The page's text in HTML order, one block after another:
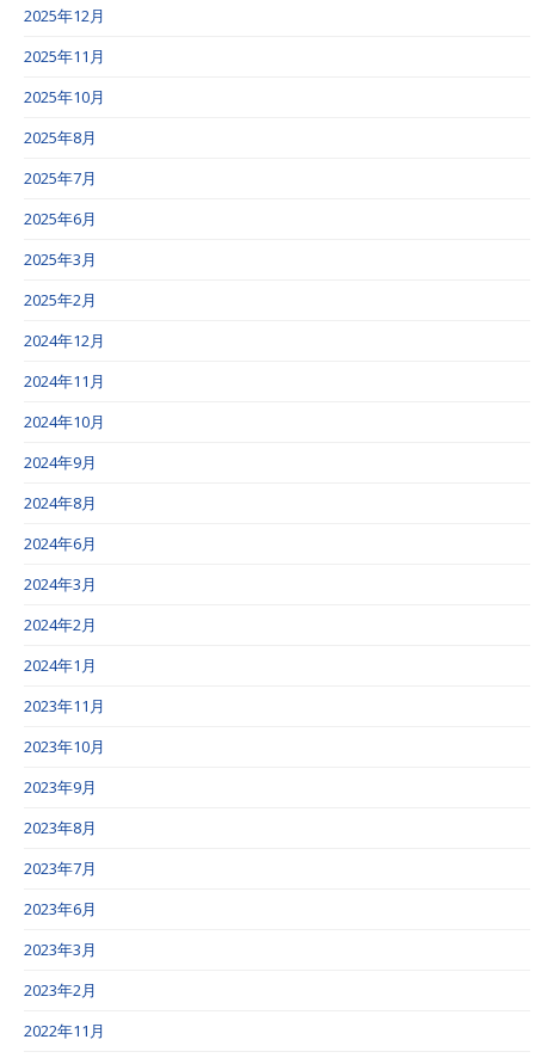
2025年12月
2025年11月
2025年10月
2025年8月
2025年7月
2025年6月
2025年3月
2025年2月
2024年12月
2024年11月
2024年10月
2024年9月
2024年8月
2024年6月
2024年3月
2024年2月
2024年1月
2023年11月
2023年10月
2023年9月
2023年8月
2023年7月
2023年6月
2023年3月
2023年2月
2022年11月